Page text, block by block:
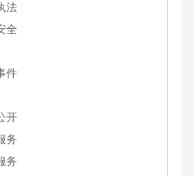
法
全
件
开
务
务